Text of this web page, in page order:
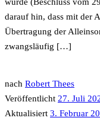
darauf hin, dass mit der
Übertragung der
zwangsläufig […]
nach Robert Thees
Veröffentlicht 27. Juli
Aktualisiert 3. Februar